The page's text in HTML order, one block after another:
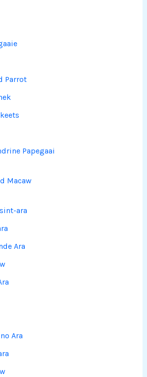
Parrot
Papegaai
Macaw
ara
Ara
Ara